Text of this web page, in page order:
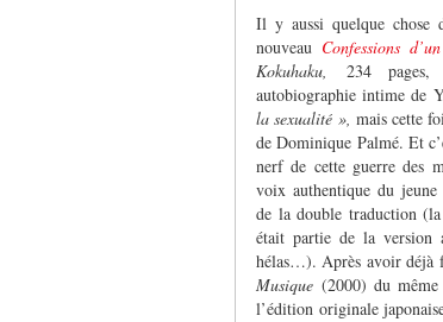
Il y aussi quelque
nouveau Confessions
Kokuhaku, 234
autobiographie intime de
la sexualité »,mais cette
de Dominique Palmé. Et
nerf de cette guerre des
voix authentique du jeune
de la double traduction
était partie de la version
hélas…). Après avoir déjà
Musique(2000) du
l’édition originale